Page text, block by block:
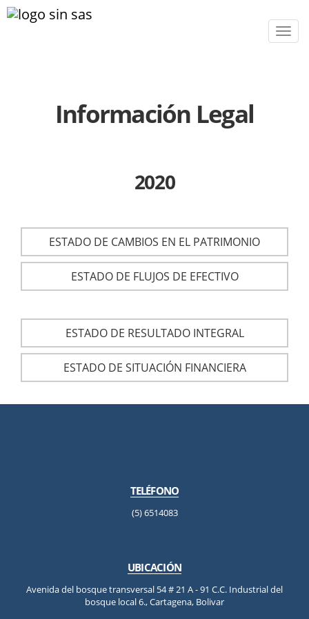
Información Legal
2020
ESTADO DE CAMBIOS EN EL PATRIMONIO
ESTADO DE FLUJOS DE EFECTIVO
ESTADO DE RESULTADO INTEGRAL
ESTADO DE SITUACIÓN FINANCIERA
TELÉFONO
(5) 6514083
UBICACIÓN
Avenida del bosque transversal 54 # 21 A - 91 C.C. Industrial del
bosque local 6., Cartagena, Bolivar